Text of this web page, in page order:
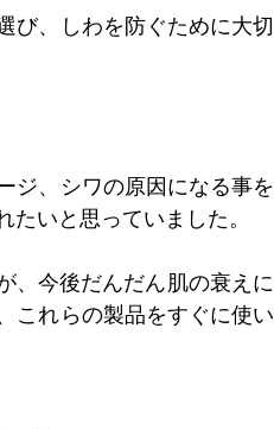
び、しわを防ぐために大切
ジ、シワの原因になる事を
いと思っていました。
、今後だんだん肌の衰えに
これらの製品をすぐに使い